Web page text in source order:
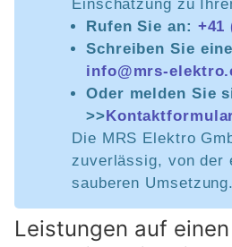
Einschätzung zu
Rufen Sie an: +41
Schreiben Sie
info@mrs-
Oder melden Sie
>>
Die MRS Elektro
zuverlässig, von der
sauberen Umsetzung.
Leistungen auf